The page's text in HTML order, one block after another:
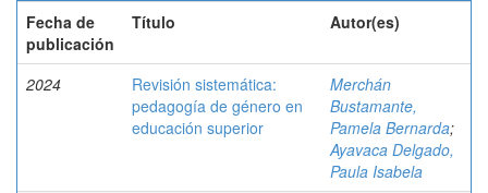
Fecha de
publicación
Título Autor(es)
2024
Revisión sistemática:
pedagogía de género en
educación superior
Merchán
Bustamante,
Pamela Bernarda;
Ayavaca Delgado,
Paula Isabela